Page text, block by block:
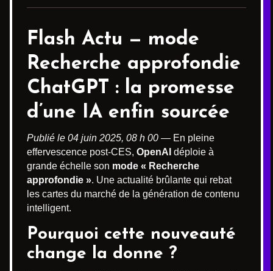
Flash Actu — mode
Recherche approfondie
ChatGPT : la promesse
d’une IA enfin sourcée
Publié le 04 juin 2025, 08 h 00 — En pleine
effervescence post-CES, OpenAI déploie à
grande échelle son mode « Recherche
approfondie ». Une actualité brûlante qui rebat
les cartes du marché de la génération de contenu
intelligent.
Pourquoi cette nouveauté
change la donne ?